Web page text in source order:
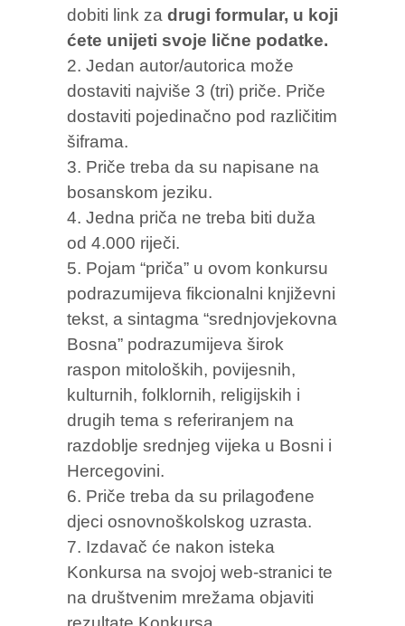
dobiti link za drugi formular, u koji
ćete unijeti svoje lične podatke.
Jedan autor/autorica može
dostaviti najviše 3 (tri) priče. Priče
dostaviti pojedinačno pod različitim
šiframa.
Priče treba da su napisane na
bosanskom jeziku.
Jedna priča ne treba biti duža
od 4.000 riječi.
Pojam “priča” u ovom konkursu
podrazumijeva fikcionalni književni
tekst, a sintagma “srednjovjekovna
Bosna” podrazumijeva širok
raspon mitoloških, povijesnih,
kulturnih, folklornih, religijskih i
drugih tema s referiranjem na
razdoblje srednjeg vijeka u Bosni i
Hercegovini.
Priče treba da su prilagođene
djeci osnovnoškolskog uzrasta.
Izdavač će nakon isteka
Konkursa na svojoj web-stranici te
na društvenim mrežama objaviti